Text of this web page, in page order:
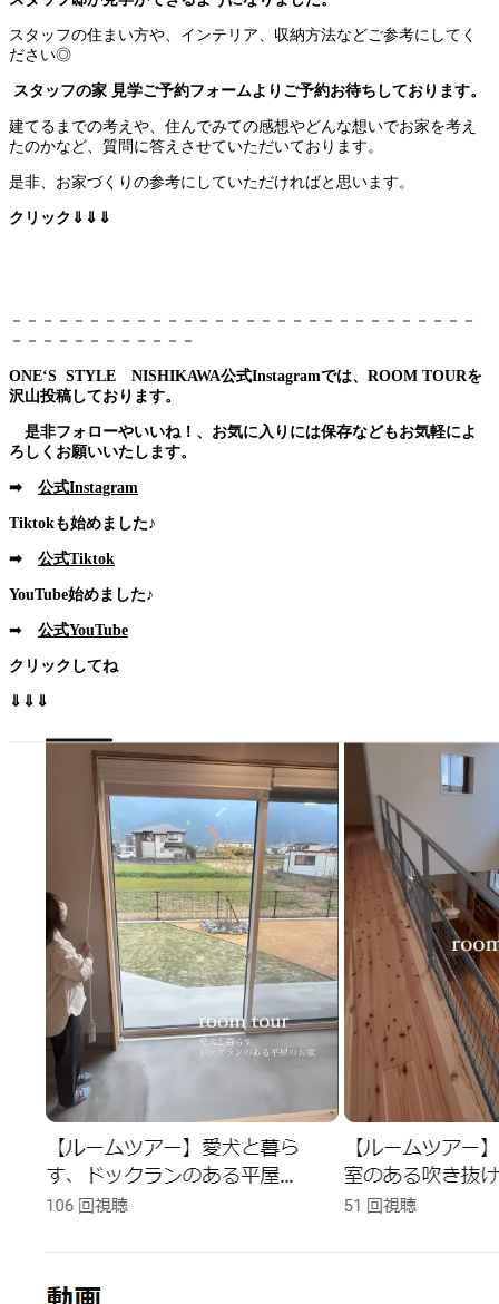
スタッフの住まい方や、インテリア、収納方法などご参考にしてく
ださい◎
スタッフの家 見学ご予約フォームよりご予約お待ちしております。
建てるまでの考えや、住んでみての感想やどんな想いでお家を考え
たのかなど、質問に答えさせていただいております。
是非、お家づくりの参考にしていただければと思います。
クリック⇓⇓⇓
－－－－－－－－－－－－－－－－－－－－－－－－－－－－－－
－－－－－－－－－－－－
ONE‘S STYLE NISHIKAWA公式Instagramでは、ROOM TOURを
沢山投稿しております。
是非フォローやいいね！、お気に入りには保存などもお気軽によ
ろしくお願いいたします。
➡ 公式Instagram
Tiktokも始めました♪
➡ 公式Tiktok
YouTube始めました♪
➡ 公式YouTube
クリックしてね
⇓⇓⇓